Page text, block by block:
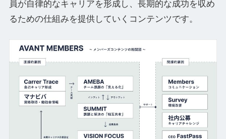
員が自律的なキャリアを形成し、長期的な成功を収め
るための仕組みを提供していくコンテンツです。